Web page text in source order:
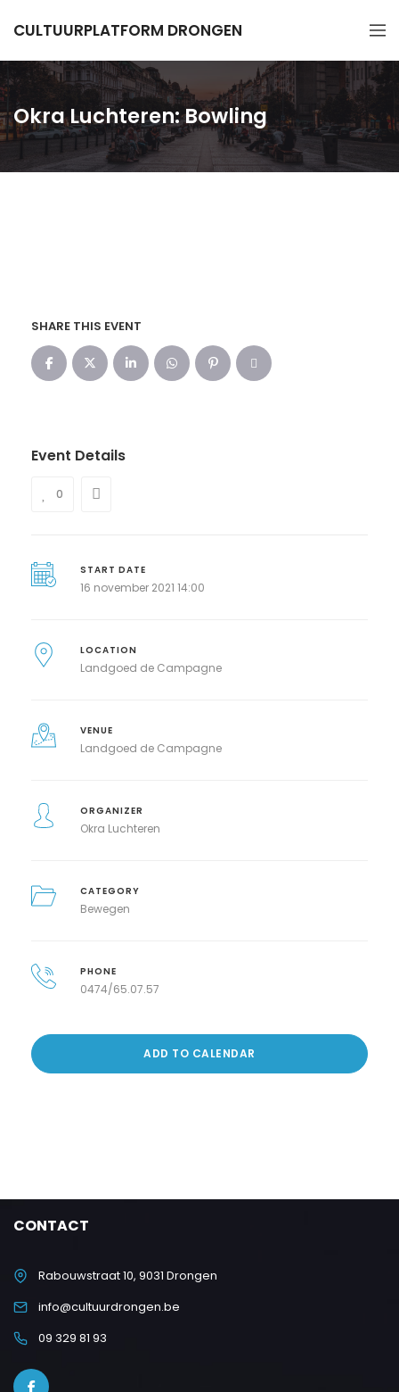
CULTUURPLATFORM DRONGEN
Okra Luchteren: Bowling
SHARE THIS EVENT
Event Details
0
START DATE
16 november 2021 14:00
LOCATION
Landgoed de Campagne
VENUE
Landgoed de Campagne
ORGANIZER
Okra Luchteren
CATEGORY
Bewegen
PHONE
0474/65.07.57
ADD TO CALENDAR
CONTACT
Rabouwstraat 10, 9031 Drongen
info@cultuurdrongen.be
09 329 81 93